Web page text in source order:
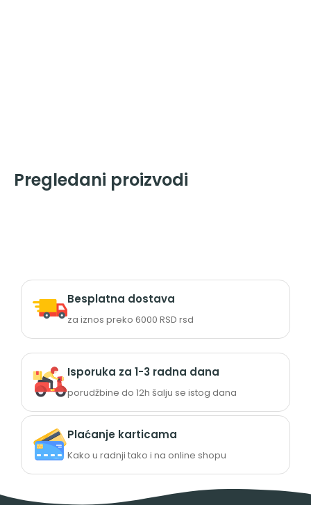
Pregledani proizvodi
Besplatna dostava
za iznos preko 6000 RSD rsd
Isporuka za 1-3 radna dana
porudžbine do 12h šalju se istog dana
Plaćanje karticama
Kako u radnji tako i na online shopu